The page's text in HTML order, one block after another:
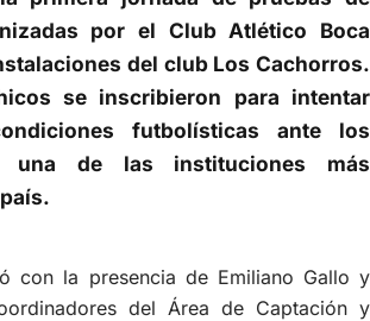
por el Club Atlético Boca
del club Los Cachorros.
se inscribieron para intentar
futbolísticas ante los
una de las instituciones más
con la presencia de Emiliano Gallo y
del Área de Captación y